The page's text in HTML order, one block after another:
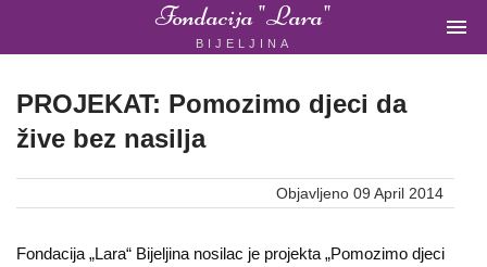
Fondacija "Lara"
BIJELJINA

ORGANIZACIJA
BIH
PROJEKAT: Pomozimo djeci da
žive bez nasilja
Objavljeno 09 April 2014
Fondacija „Lara“ Bijeljina nosilac je projekta „Pomozimo djeci